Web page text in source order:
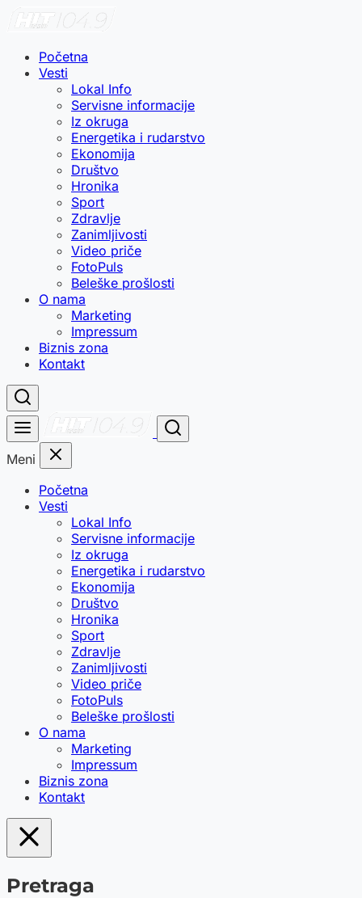
Početna
Vesti
Lokal Info
Servisne informacije
Iz okruga
Energetika i rudarstvo
Ekonomija
Društvo
Hronika
Sport
Zdravlje
Zanimljivosti
Video priče
FotoPuls
Beleške prošlosti
O nama
Marketing
Impressum
Biznis zona
Kontakt
Meni
Početna
Vesti
Lokal Info
Servisne informacije
Iz okruga
Energetika i rudarstvo
Ekonomija
Društvo
Hronika
Sport
Zdravlje
Zanimljivosti
Video priče
FotoPuls
Beleške prošlosti
O nama
Marketing
Impressum
Biznis zona
Kontakt
Pretraga